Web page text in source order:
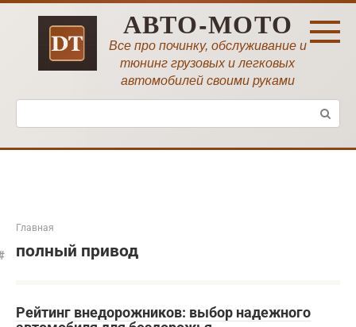
Перейти
АВТО-МОТО
Все про починку, обслуживание и
тюнинг грузовых и легковых
автомобилей своими руками
Поиск:
Главная
полный привод
Рейтинг внедорожников: выбор надежного